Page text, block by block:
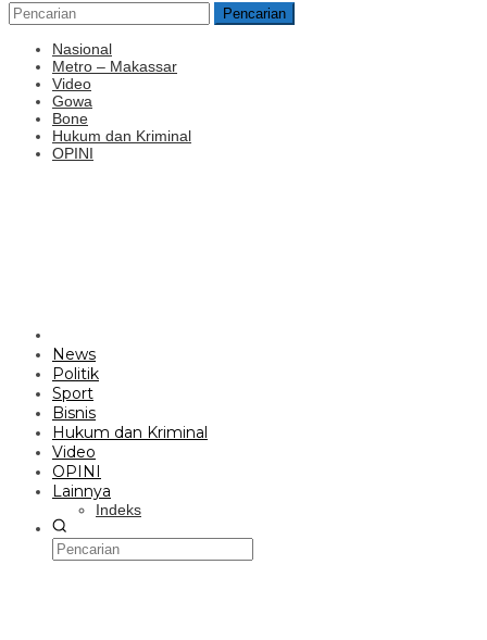
Pencarian
Nasional
Metro – Makassar
Video
Gowa
Bone
Hukum dan Kriminal
OPINI
News
Politik
Sport
Bisnis
Hukum dan Kriminal
Video
OPINI
Lainnya
Indeks